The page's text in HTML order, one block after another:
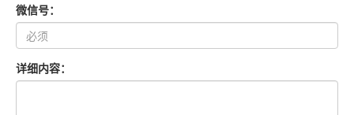
微信号：
详细内容：